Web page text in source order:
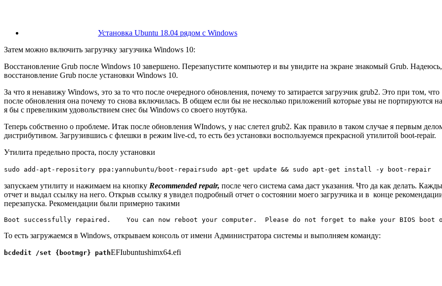
Установка Ubuntu 18.04 рядом с Windows
Затем можно включить загрузчку загузчика Windows 10:
Восстановление Grub после Windows 10 завершено. Перезапустите компьютер и вы увидите на экране знакомый Grub.
восстановление Grub после установки Windows 10.
За что я ненавижу Windows, это за то что после очередного обновления, почему то затирается загрузчик grub2. Это при том,
после обновления она почему то снова включилась. В общем если бы не несколько приложений которые увы не портируются
я бы с превеликим удовольствием снес бы Windows со своего ноутбука.
Теперь собственно о проблеме. Итак после обновления WIndows, у нас слетел grub2. Как правило в таком случае я первым
дистрибутивом. Загрузившись с флешки в режим live-cd, то есть без установки воспользуемся прекрасной утилитой boot-repair.
Утилита предельно проста, послу установки
sudo add-apt-repository ppa:yannubuntu/boot-repairsudo apt-get update && sudo apt-get install -y boot-repair
запускаем утилиту и нажимаем на кнопку Recommended repair, после чего система сама даст указания. Что да как делать.
отчет и выдал ссылку на него. Открыв ссылку я увидел подробный отчет о состоянии моего загрузчика и в конце
перезапуска. Рекомендации были примерно такими
Boot successfully repaired.    You can now reboot your computer.  Please do not forget to make your BIOS
То есть загружаемся в Windows, открываем консоль от имени Администратора системы и выполняем команду:
bcdedit /set { bootmgr} pathEFIubuntushimx64.efi